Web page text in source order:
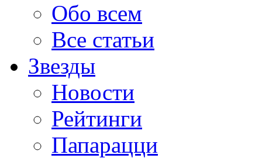
Обо всем
Все статьи
Звезды
Новости
Рейтинги
Папарацци